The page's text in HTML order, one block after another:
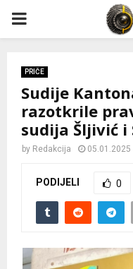
P
M
PRIČE
Sudije
razotkrile
sudija Šljivić i
by Redakcija 05.01.2025
PODIJELI 0